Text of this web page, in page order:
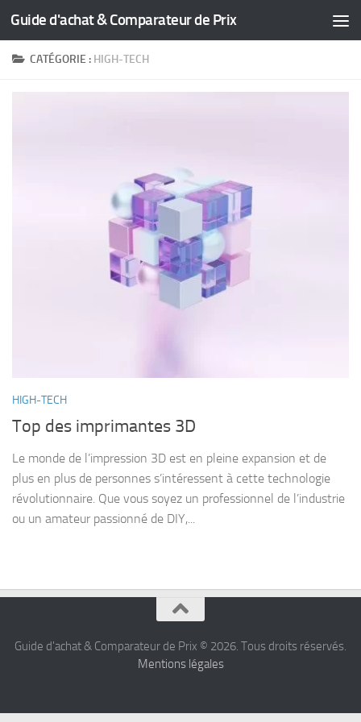
Skip to content
Guide d'achat & Comparateur de Prix
CATÉGORIE : HIGH-TECH
HIGH-TECH
Top des imprimantes 3D
Le monde de l’impression 3D est en pleine expansion et de
plus en plus de personnes s’intéressent à cette technologie
révolutionnaire. Que vous soyez un professionnel de l’industrie
ou un amateur passionné de DIY,...
Guide d'achat & Comparateur de Prix © 2026. Tous droits réservés.
Mentions légales